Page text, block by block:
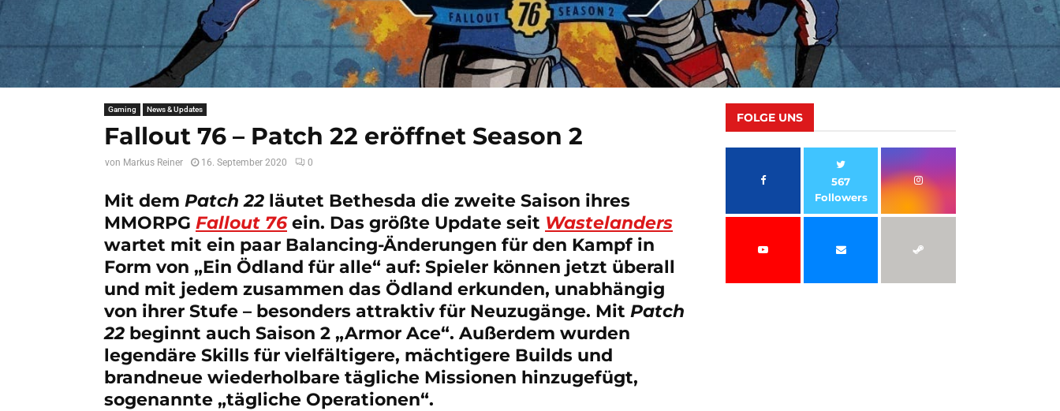
Gaming News & Updates
Fallout 76 – Patch 22 eröffnet Season 2
von Markus Reiner 16. September 2020 0
Mit dem Patch 22 läutet Bethesda die zweite Saison ihres
MMORPG Fallout 76ein. Das größte Update seit Wastelanders
wartet mit ein paar Balancing-Änderungen für den Kampf in
Form von „Ein Ödland für alle“ auf: Spieler können jetzt überall
und mit jedem zusammen das Ödland erkunden, unabhängig
von ihrer Stufe – besonders attraktiv für Neuzugänge. Mit Patch
22 beginnt auch Saison 2 „Armor Ace“. Außerdem wurden
legendäre Skills für vielfältigere, mächtigere Builds und
brandneue wiederholbare tägliche Missionen hinzugefügt,
sogenannte „tägliche Operationen“.
FOLGE UNS
567
Followers